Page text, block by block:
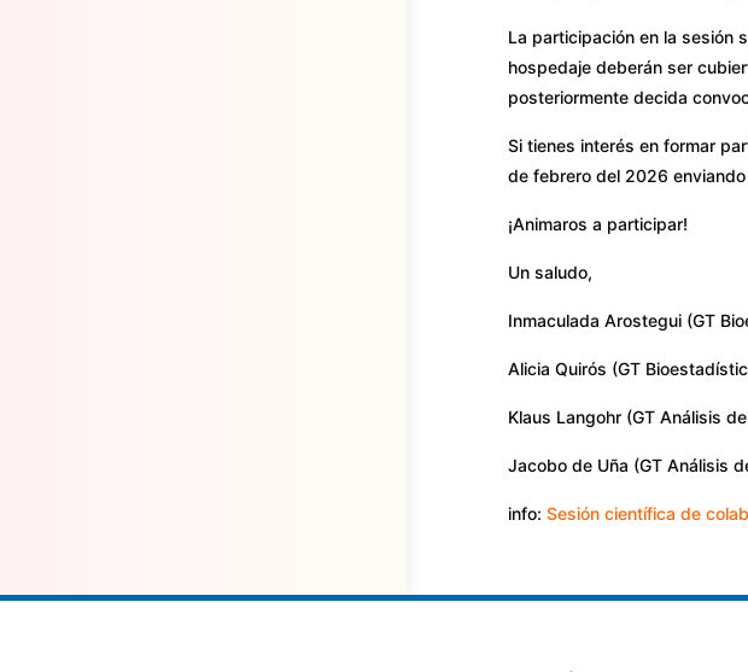
La participación en la sesión
hospedaje deberán ser
posteriormente decida
Si tienes interés en formar
de febrero del 2026
¡Animaros a participar!
Un saludo,
Inmaculada Arostegui (GT
Alicia Quirós (GT
Klaus Langohr (GT Análisis
Jacobo de Uña (GT Análisis
info: Sesión científica de